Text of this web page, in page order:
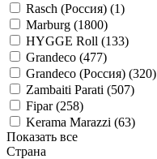
Rasch (Россия) (1)
Marburg (1800)
HYGGE Roll (133)
Grandeco (477)
Grandeco (Россия) (320)
Zambaiti Parati (507)
Fipar (258)
Kerama Marazzi (63)
Показать все
Страна